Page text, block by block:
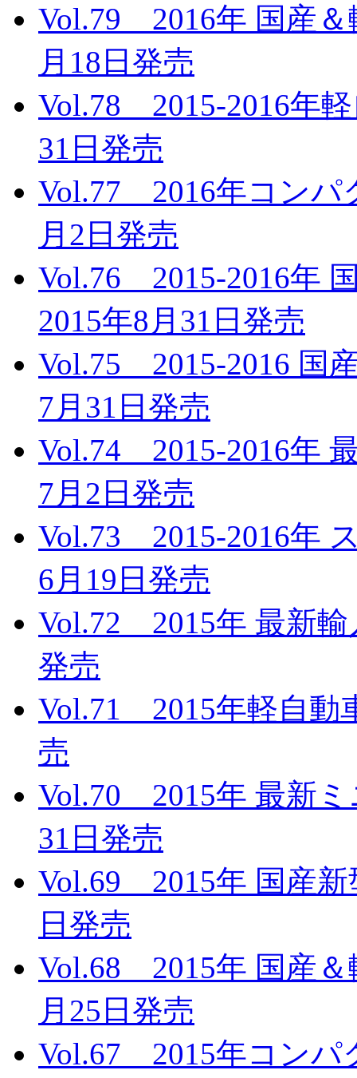
Vol.79 2016年 国産
月18日発売
Vol.78 2015-2016年
31日発売
Vol.77 2016年コンパ
月2日発売
Vol.76 2015-2016年
2015年8月31日発売
Vol.75 2015-2016 国
7月31日発売
Vol.74 2015-2016年
7月2日発売
Vol.73 2015-2016年
6月19日発売
Vol.72 2015年 最新
発売
Vol.71 2015年軽自動
売
Vol.70 2015年 最新
31日発売
Vol.69 2015年 国産
日発売
Vol.68 2015年 国産
月25日発売
Vol.67 2015年コンパ